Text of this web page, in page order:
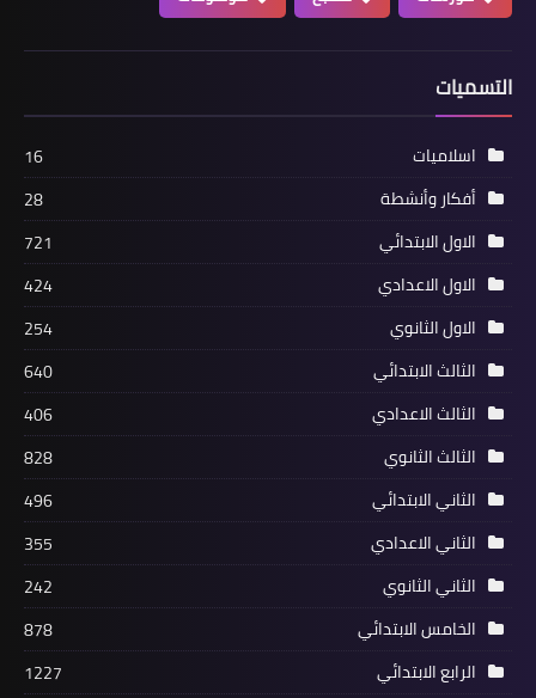
التسميات
اسلاميات
16
أفكار وأنشطة
28
الاول الابتدائي
721
الاول الاعدادي
424
الاول الثانوي
254
الثالث الابتدائي
640
الثالث الاعدادي
406
الثالث الثانوي
828
الثاني الابتدائي
496
الثاني الاعدادي
355
الثاني الثانوي
242
الخامس الابتدائي
878
الرابع الابتدائي
1227